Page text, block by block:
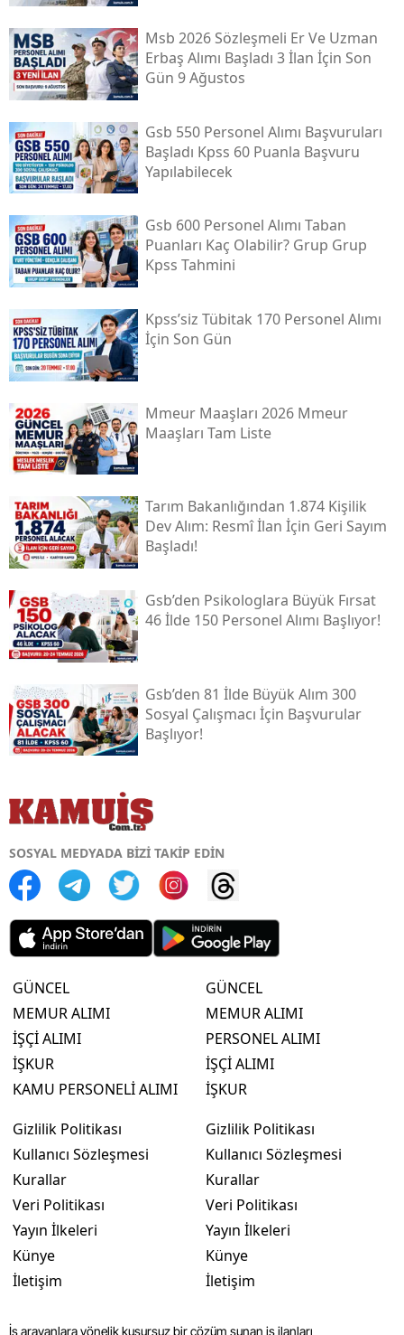
Msb 2026 Sözleşmeli Er Ve Uzman
Erbaş Alımı Başladı 3 İlan İçin Son
Gün 9 Ağustos
Gsb 550 Personel Alımı Başvuruları
Başladı Kpss 60 Puanla Başvuru
Yapılabilecek
Gsb 600 Personel Alımı Taban
Puanları Kaç Olabilir? Grup Grup
Kpss Tahmini
Kpss’siz Tübi̇tak 170 Personel Alımı
İçin Son Gün
Mmeur Maaşları 2026 Mmeur
Maaşları Tam Liste
Tarım Bakanlığından 1.874 Kişilik
Dev Alım: Resmî İlan İçin Geri Sayım
Başladı!
Gsb’den Psikologlara Büyük Fırsat
46 İlde 150 Personel Alımı Başlıyor!
Gsb’den 81 İlde Büyük Alım 300
Sosyal Çalışmacı İçin Başvurular
Başlıyor!
SOSYAL MEDYADA BİZİ TAKİP EDİN
GÜNCEL
MEMUR ALIMI
İŞÇİ ALIMI
İŞKUR
KAMU PERSONELİ ALIMI
GÜNCEL
MEMUR ALIMI
PERSONEL ALIMI
İŞÇİ ALIMI
İŞKUR
Gizlilik Politikası
Kullanıcı Sözleşmesi
Kurallar
Veri Politikası
Yayın İlkeleri
Künye
İletişim
Gizlilik Politikası
Kullanıcı Sözleşmesi
Kurallar
Veri Politikası
Yayın İlkeleri
Künye
İletişim
İş arayanlara yönelik kusursuz bir çözüm sunan iş ilanları